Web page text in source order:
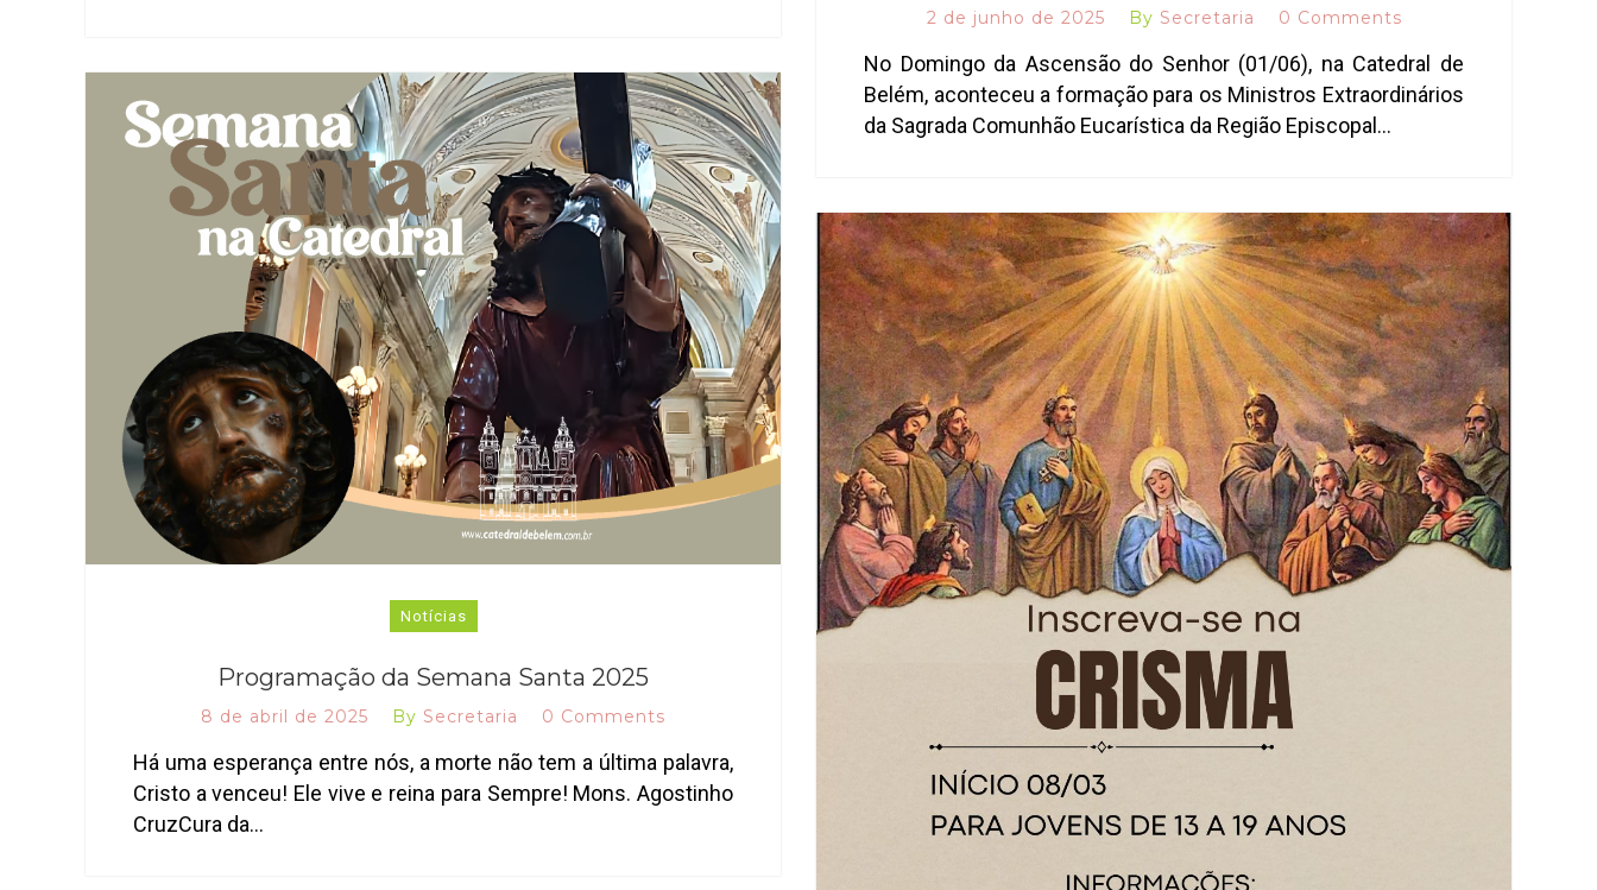
2 de junho de 2025 By Secretaria 0 Comments
No Domingo da Ascensão do Senhor (01/06), na Catedral de
Belém, aconteceu a formação para os Ministros Extraordinários
da Sagrada Comunhão Eucarística da Região Episcopal…
Notícias
Programação da Semana Santa 2025
8 de abril de 2025 By Secretaria 0 Comments
Há uma esperança entre nós, a morte não tem a última palavra,
Cristo a venceu! Ele vive e reina para Sempre! Mons. Agostinho
CruzCura da…